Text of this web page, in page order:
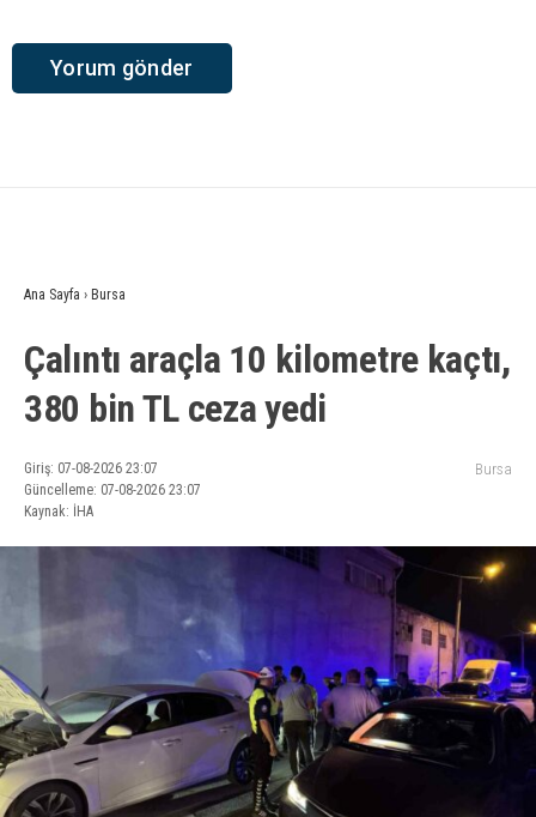
Ana Sayfa › Bursa
Çalıntı araçla 10 kilometre kaçtı,
380 bin TL ceza yedi
Giriş: 07-08-2026 23:07
Güncelleme: 07-08-2026 23:07
Kaynak: İHA
Bursa